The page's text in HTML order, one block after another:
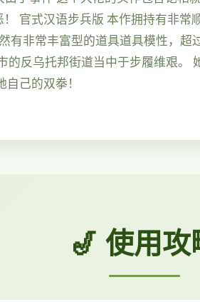
官式汉语步兵版 本作拥持有非
有非常丰富型的道具道具模性，
反乌托邦街道当中于步履维艰
己的双拳！
🎷 使用攻